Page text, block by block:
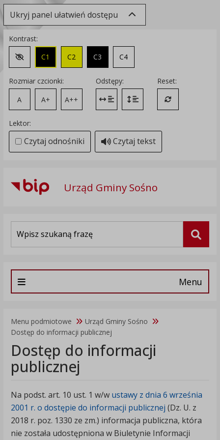
Ukryj panel ułatwień dostępu
Kontrast:
Zmień kontrast na domyślny
C1 C2 C3 C4
Rozmiar czcionki:
A
A+ A++
Odstępy:
Zmień odstęp między literami
Zmień interlinię i margines
Reset:
Przywróć
Lektor:
Czytaj odnośniki Czytaj tekst
Urząd Gminy Sośno
Menu
Menu podmiotowe
Urząd Gminy Sośno
Dostęp do informacji publicznej
Dostęp do informacji
publicznej
Na podst. art. 10 ust. 1 w/w ustawy z dnia 6 września
2001 r. o dostępie do informacji publicznej (Dz. U. z
2018 r. poz. 1330 ze zm.) informacja publiczna, która
nie została udostępniona w Biuletynie Informacji